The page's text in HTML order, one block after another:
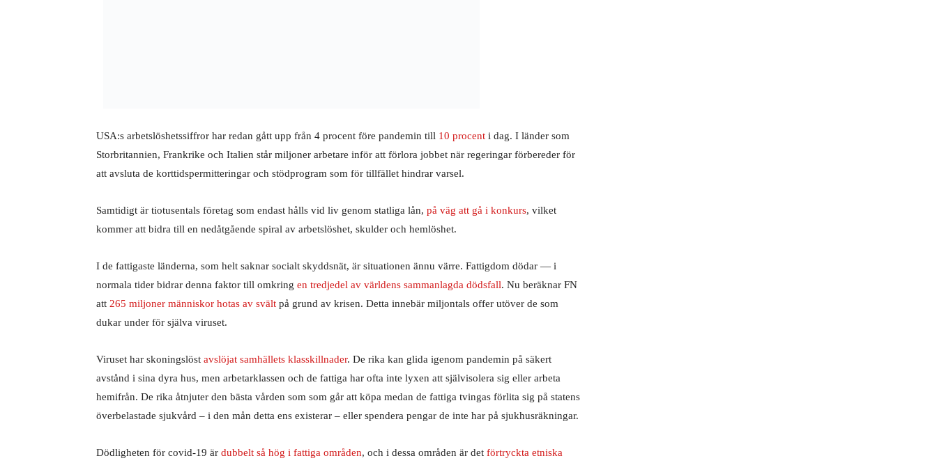
USA:s arbetslöshetssiffror har redan gått upp från 4 procent före pandemin till 10 procent i dag. I länder som
Storbritannien, Frankrike och Italien står miljoner arbetare inför att förlora jobbet när regeringar förbereder för
att avsluta de korttidspermitteringar och stödprogram som för tillfället hindrar varsel.
Samtidigt är tiotusentals företag som endast hålls vid liv genom statliga lån, på väg att gå i konkurs, vilket
kommer att bidra till en nedåtgående spiral av arbetslöshet, skulder och hemlöshet.
I de fattigaste länderna, som helt saknar socialt skyddsnät, är situationen ännu värre. Fattigdom dödar — i
normala tider bidrar denna faktor till omkring en tredjedel av världens sammanlagda dödsfall. Nu beräknar FN
att 265 miljoner människor hotas av svält på grund av krisen. Detta innebär miljontals offer utöver de som
dukar under för själva viruset.
Viruset har skoningslöst avslöjat samhällets klasskillnader. De rika kan glida igenom pandemin på säkert
avstånd i sina dyra hus, men arbetarklassen och de fattiga har ofta inte lyxen att självisolera sig eller arbeta
hemifrån. De rika åtnjuter den bästa vården som som går att köpa medan de fattiga tvingas förlita sig på statens
överbelastade sjukvård – i den mån detta ens existerar – eller spendera pengar de inte har på sjukhusräkningar.
Dödligheten för covid-19 är dubbelt så hög i fattiga områden, och i dessa områden är det förtryckta etniska